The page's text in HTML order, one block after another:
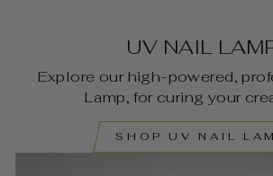
UV NAIL
Explore our high-powered,
Lamp, for curing your
SHOP UV NAIL